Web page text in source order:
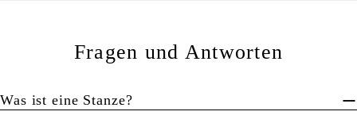
Fragen und Antworten
Was ist eine Stanze?